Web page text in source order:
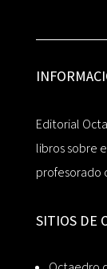
Editorial
libros sobre
profesorado
SITIOS DE